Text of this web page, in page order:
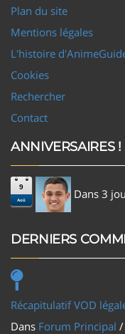
Plan du site
Mentions légales
L'histoire
Cookies
Rechercher
Contact
ANNIVERSAIRES !
9
Aoû Dans 3
DERNIERS
Récapitulatif VOD
Dans Forum Principal /